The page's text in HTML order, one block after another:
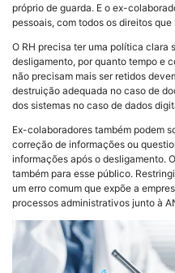
próprio de guarda. E o ex-
pessoais, com todos os direitos que
O RH precisa ter uma política clara
desligamento, por quanto tempo e
não precisam mais ser retidos
destruição adequada no caso de
dos sistemas no caso de dados
Ex-colaboradores também podem
correção de informações ou
informações após o desligamento.
também para esse público.
um erro comum que expõe a
processos administrativos junto à